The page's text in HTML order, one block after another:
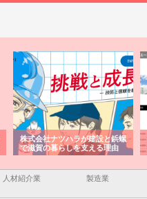
株式会社ナツハラが建設と鋲螺
で滋賀の暮らしを支える理由
人材紹介業 製造業